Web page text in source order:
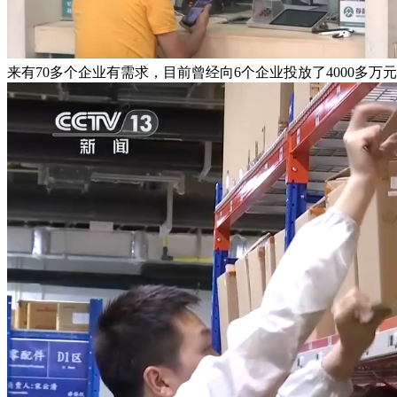
来有70多个企业有需求，目前曾经向6个企业投放了4000多万